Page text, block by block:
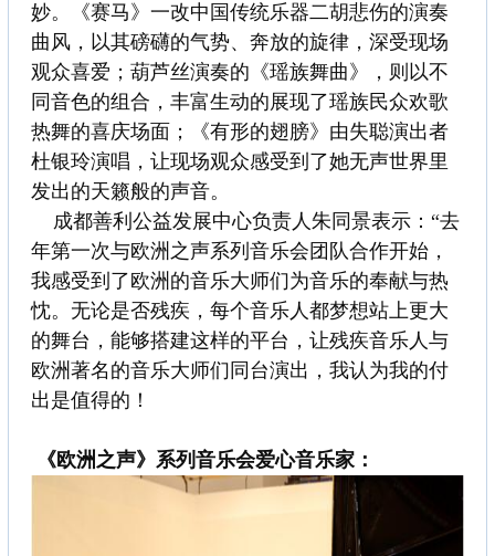
妙。《赛马》一改中国传统乐器二胡悲伤的演奏
曲风，以其磅礴的气势、奔放的旋律，深受现场
观众喜爱；葫芦丝演奏的《瑶族舞曲》，则以不
同音色的组合，丰富生动的展现了瑶族民众欢歌
热舞的喜庆场面；《有形的翅膀》由失聪演出者
杜银玲演唱，让现场观众感受到了她无声世界里
发出的天籁般的声音。
成都善利公益发展中心负责人朱同景表示：“去
年第一次与欧洲之声系列音乐会团队合作开始，
我感受到了欧洲的音乐大师们为音乐的奉献与热
忱。无论是否残疾，每个音乐人都梦想站上更大
的舞台，能够搭建这样的平台，让残疾音乐人与
欧洲著名的音乐大师们同台演出，我认为我的付
出是值得的！
《欧洲之声》系列音乐会爱心音乐家：